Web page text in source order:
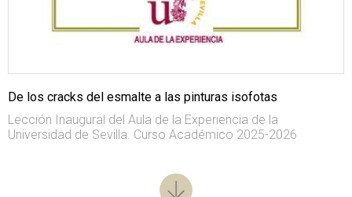
De los cracks del esmalte a las pinturas isofotas
Lección Inaugural del Aula de la Experiencia de la
Universidad de Sevilla. Curso Académico 2025-2026